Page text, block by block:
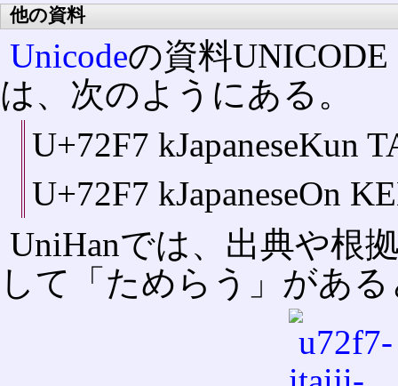
他の資料
Unicodeの資料
は、次のようにある。
U+72F7 kJapaneseKun
U+72F7 kJapaneseOn
UniHanでは、出典や根
して「ためらう」があ